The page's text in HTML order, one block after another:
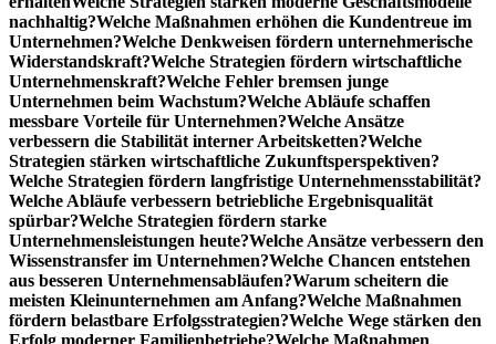
nachhaltig?Welche Maßnahmen erhöhen die Kundentreue im
Unternehmen?Welche Denkweisen fördern unternehmerische
Widerstandskraft?Welche Strategien fördern wirtschaftliche
Unternehmenskraft?Welche Fehler bremsen junge
Unternehmen beim Wachstum?Welche Abläufe schaffen
messbare Vorteile für Unternehmen?Welche Ansätze
verbessern die Stabilität interner Arbeitsketten?Welche
Strategien stärken wirtschaftliche Zukunftsperspektiven?
Welche Strategien fördern langfristige Unternehmensstabilität?
Welche Abläufe verbessern betriebliche Ergebnisqualität
spürbar?Welche Strategien fördern starke
Unternehmensleistungen heute?Welche Ansätze verbessern den
Wissenstransfer im Unternehmen?Welche Chancen entstehen
aus besseren Unternehmensabläufen?Warum scheitern die
meisten Kleinunternehmen am Anfang?Welche Maßnahmen
fördern belastbare Erfolgsstrategien?Welche Wege stärken den
Erfolg moderner Familienbetriebe?Welche Maßnahmen